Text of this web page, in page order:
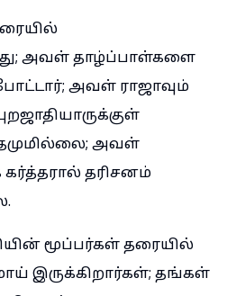
அவள் தாழ்ப்பாள்களை
அவள் ராஜாவும்
அவள்
கர்த்தரால் தரிசனம்
மூப்பர்கள் தரையில்
இருக்கிறார்கள்; தங்கள்